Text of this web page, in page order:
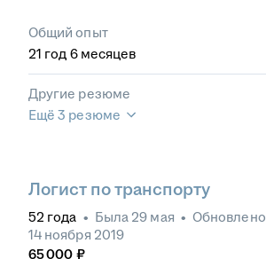
Общий опыт
21 год 6 месяцев
Другие резюме
Ещё 3 резюме
Логист по транспорту
52 года • Была 29 мая • Обновлено
14 ноября 2019
65 000 ₽